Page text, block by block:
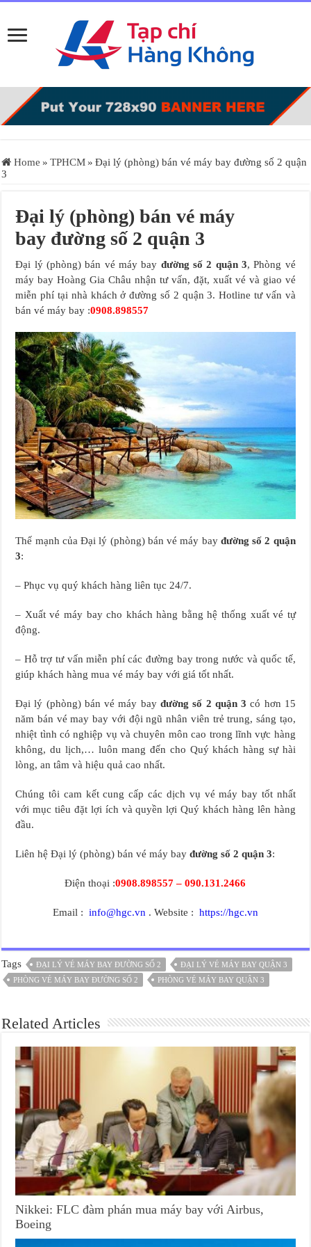
Home » TPHCM » Đại lý (phòng) bán vé máy bay đường số 2 quận
3
Đại lý (phòng) bán vé máy
bay đường số 2 quận 3
Đại lý (phòng) bán vé máy bay đường số 2 quận 3, Phòng vé
máy bay Hoàng Gia Châu nhận tư vấn, đặt, xuất vé và giao vé
miễn phí tại nhà khách ở đường số 2 quận 3. Hotline tư vấn và
bán vé máy bay :0908.898557
Thế mạnh của Đại lý (phòng) bán vé máy bay đường số 2 quận
3:
– Phục vụ quý khách hàng liên tục 24/7.
– Xuất vé máy bay cho khách hàng bằng hệ thống xuất vé tự
động.
– Hỗ trợ tư vấn miễn phí các đường bay trong nước và quốc tế,
giúp khách hàng mua vé máy bay với giá tốt nhất.
Đại lý (phòng) bán vé máy bay đường số 2 quận 3có hơn 15
năm bán vé may bay với đội ngũ nhân viên trẻ trung, sáng tạo,
nhiệt tình có nghiệp vụ và chuyên môn cao trong lĩnh vực hàng
không, du lịch,… luôn mang đến cho Quý khách hàng sự hài
lòng, an tâm và hiệu quả cao nhất.
Chúng tôi cam kết cung cấp các dịch vụ vé máy bay tốt nhất
với mục tiêu đặt lợi ích và quyền lợi Quý khách hàng lên hàng
đầu.
Liên hệ Đại lý (phòng) bán vé máy bayđường số 2 quận 3:
Điện thoại :0908.898557 – 090.131.2466
Email : info@hgc.vn . Website : https://hgc.vn
Tags ĐẠI LÝ VÉ MÁY BAY ĐƯỜNG SỐ 2
ĐẠI LÝ VÉ MÁY BAY QUẬN 3
PHÒNG VÉ MÁY BAY ĐƯỜNG SỐ 2
PHÒNG VÉ MÁY BAY QUẬN 3
Related Articles
Nikkei: FLC đàm phán mua máy bay với Airbus,
Boeing